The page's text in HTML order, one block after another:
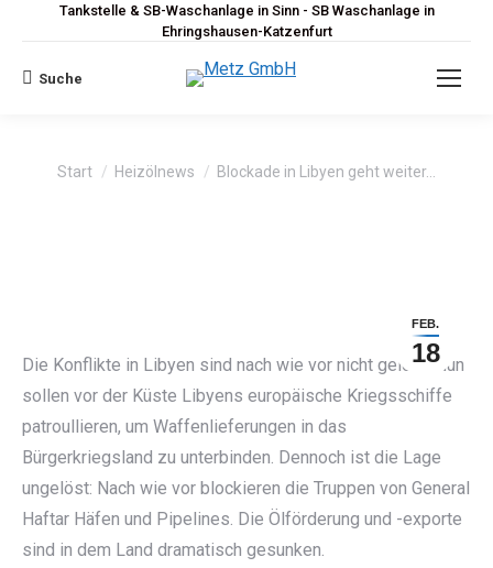
Tankstelle & SB-Waschanlage in Sinn - SB Waschanlage in
Ehringshausen-Katzenfurt
Search:
Suche
Sie befinden sich hier:
Start Heizölnews Blockade in Libyen geht weiter…
FEB.
18
Die Konflikte in Libyen sind nach wie vor nicht gelöst. Nun
sollen vor der Küste Libyens europäische Kriegsschiffe
patroullieren, um Waffenlieferungen in das
Bürgerkriegsland zu unterbinden. Dennoch ist die Lage
ungelöst: Nach wie vor blockieren die Truppen von General
Haftar Häfen und Pipelines. Die Ölförderung und -exporte
sind in dem Land dramatisch gesunken.